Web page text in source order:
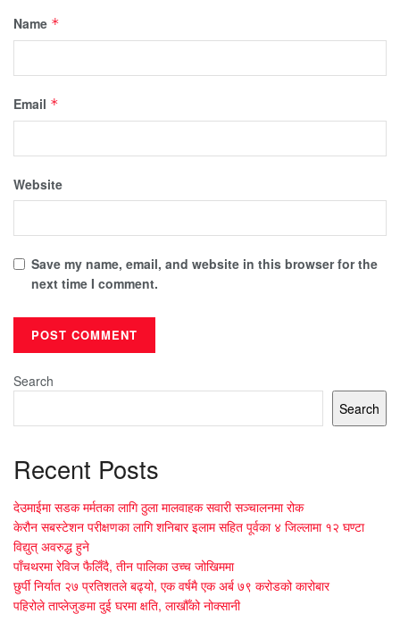
Name *
Email *
Website
Save my name, email, and website in this browser for the
next time I comment.
Search
Search
Recent Posts
देउमाईमा सडक मर्मतका लागि ठुला मालवाहक सवारी सञ्चालनमा रोक
केरौन सबस्टेशन परीक्षणका लागि शनिबार इलाम सहित पूर्वका ४ जिल्लामा १२ घण्टा
विद्युत् अवरुद्ध हुने
पाँचथरमा रेविज फैलिँदै, तीन पालिका उच्च जोखिममा
छुर्पी निर्यात २७ प्रतिशतले बढ्यो, एक वर्षमै एक अर्ब ७९ करोडको कारोबार
पहिरोले ताप्लेजुङमा दुई घरमा क्षति, लाखौँको नोक्सानी